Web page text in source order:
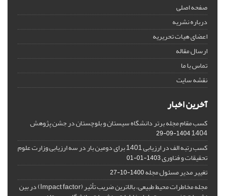
صفحه اصلی
درباره نشریه
اعضای هیات تحریریه
ارسال مقاله
تماس با ما
نقشه سایت
آخرین اخبار
کسب مقام مجله برتر دانشگاه سیستان و بلوچستان در جشن پژوهش
1404
1404-09-29
کسب رتبه الف در ارزیابی 1401 برای دومین بار در سه ارزیابی وزارت علوم
تحقیقات و فناوری1403-01-01
تغییر مدیر مسئول مجله1400-10-27
مجله مخاطرات محیط طبیعی، بالاترین ضریب تأثیر (Impact factor) در بین